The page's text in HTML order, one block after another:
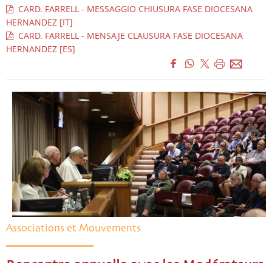
CARD. FARRELL - MESSAGGIO CHIUSURA FASE DIOCESANA
HERNANDEZ [IT]
CARD. FARRELL - MENSAJE CLAUSURA FASE DIOCESANA
HERNANDEZ [ES]
Associations et Mouvements